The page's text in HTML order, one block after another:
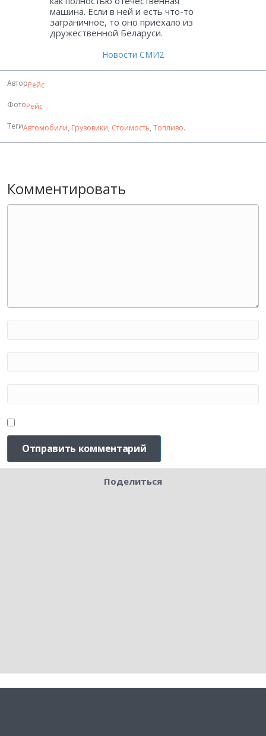
машина. Если в ней и есть что-то
заграничное, то оно приехало из
дружественной Беларуси.
Новости СМИ2
АвторРейс
ФотоРейс
ТегиАвтомобили, Грузовики, Стоимость, Топливо.
Комментировать
Поделиться